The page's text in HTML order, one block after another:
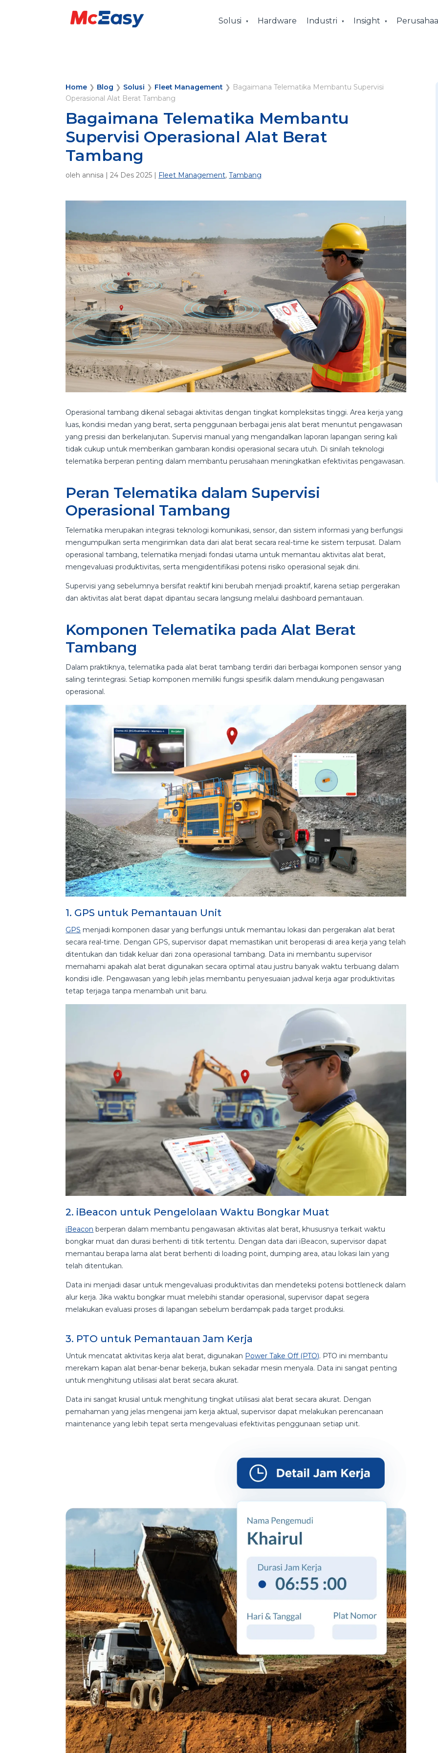
Solusi Hardware Industri Insight
Home ❯ Blog ❯ Solusi ❯ Fleet Management ❯ Bagaimana Telematika Membantu Supervisi
Operasional Alat Berat Tambang
Bagaimana Telematika Membantu
Supervisi Operasional Alat Berat
Tambang
oleh annisa |24 Des 2025 | Fleet Management,Tambang
Operasional tambang dikenal sebagai aktivitas dengan tingkat kompleksitas tinggi. Area kerja yang
luas, kondisi medan yang berat, serta penggunaan berbagai jenis alat berat menuntut pengawasan
yang presisi dan berkelanjutan. Supervisi manual yang mengandalkan laporan lapangan sering kali
tidak cukup untuk memberikan gambaran kondisi operasional secara utuh. Di sinilah teknologi
telematika berperan penting dalam membantu perusahaan meningkatkan efektivitas pengawasan.
Peran Telematika dalam Supervisi
Operasional Tambang
Telematika merupakan integrasi teknologi komunikasi, sensor, dan sistem informasi yang berfungsi
mengumpulkan serta mengirimkan data dari alat berat secara real-time ke sistem terpusat. Dalam
operasional tambang, telematika menjadi fondasi utama untuk memantau aktivitas alat berat,
mengevaluasi produktivitas, serta mengidentifikasi potensi risiko operasional sejak dini.
Supervisi yang sebelumnya bersifat reaktif kini berubah menjadi proaktif, karena setiap pergerakan
dan aktivitas alat berat dapat dipantau secara langsung melalui dashboard pemantauan.
Komponen Telematika pada Alat Berat
Tambang
Dalam praktiknya, telematika pada alat berat tambang terdiri dari berbagai komponen sensor yang
saling terintegrasi. Setiap komponen memiliki fungsi spesifik dalam mendukung pengawasan
operasional.
1. GPS untuk Pemantauan Unit
GPS menjadi komponen dasar yang berfungsi untuk memantau lokasi dan pergerakan alat berat
secara real-time. Dengan GPS, supervisor dapat memastikan unit beroperasi di area kerja yang telah
ditentukan dan tidak keluar dari zona operasional tambang. Data ini membantu supervisor
memahami apakah alat berat digunakan secara optimal atau justru banyak waktu terbuang dalam
kondisi idle. Pengawasan yang lebih jelas membantu penyesuaian jadwal kerja agar produktivitas
tetap terjaga tanpa menambah unit baru.
2. iBeacon untuk Pengelolaan Waktu Bongkar Muat
iBeacon berperan dalam membantu pengawasan aktivitas alat berat, khususnya terkait waktu
bongkar muat dan durasi berhenti di titik tertentu. Dengan data dari iBeacon, supervisor dapat
memantau berapa lama alat berat berhenti di loading point, dumping area, atau lokasi lain yang
telah ditentukan.
Data ini menjadi dasar untuk mengevaluasi produktivitas dan mendeteksi potensi bottleneck dalam
alur kerja. Jika waktu bongkar muat melebihi standar operasional, supervisor dapat segera
melakukan evaluasi proses di lapangan sebelum berdampak pada target produksi.
3. PTO untuk Pemantauan Jam Kerja
Untuk mencatat aktivitas kerja alat berat, digunakan Power Take Off (PTO). PTO ini membantu
merekam kapan alat benar-benar bekerja, bukan sekadar mesin menyala. Data ini sangat penting
untuk menghitung utilisasi alat berat secara akurat.
Data ini sangat krusial untuk menghitung tingkat utilisasi alat berat secara akurat. Dengan
pemahaman yang jelas mengenai jam kerja aktual, supervisor dapat melakukan perencanaan
maintenance yang lebih tepat serta mengevaluasi efektivitas penggunaan setiap unit.